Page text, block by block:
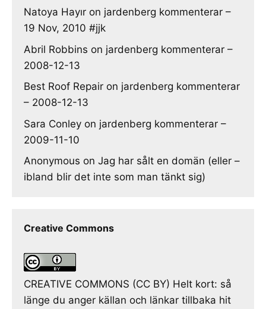
Natoya Hayır on jardenberg kommenterar –
19 Nov, 2010 #jjk
Abril Robbins on jardenberg kommenterar –
2008-12-13
Best Roof Repair on jardenberg kommenterar
– 2008-12-13
Sara Conley on jardenberg kommenterar –
2009-11-10
Anonymous on Jag har sålt en domän (eller –
ibland blir det inte som man tänkt sig)
Creative Commons
CREATIVE COMMONS (CC BY) Helt kort: så
länge du anger källan och länkar tillbaka hit